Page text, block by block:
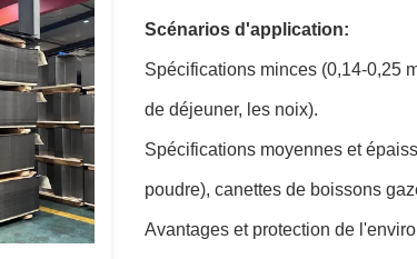
Scénarios d'application:
Spécifications minces (0,14-0,25
de déjeuner, les noix).
Spécifications moyennes et
poudre), canettes de boissons
Avantages et protection de